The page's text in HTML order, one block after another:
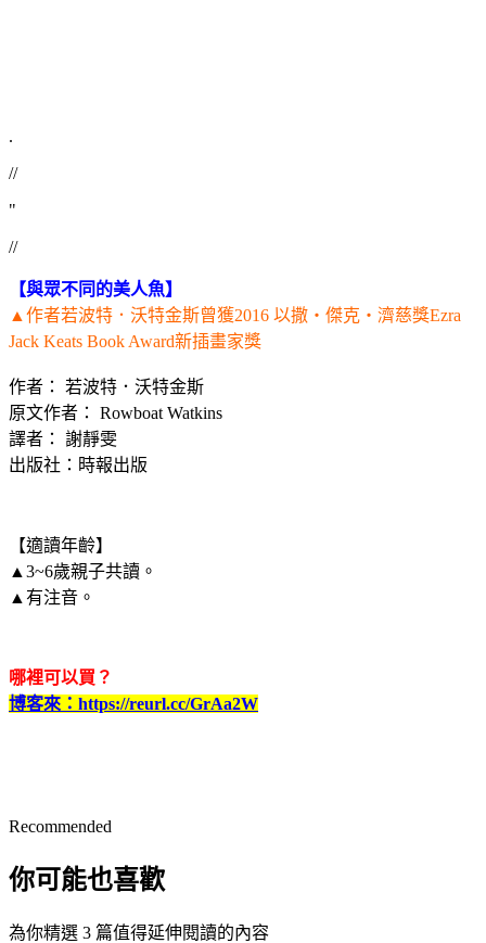
.
//
"
//
【與眾不同的美人魚】
▲作者若波特．沃特金斯曾獲2016 以撒‧傑克‧濟慈獎Ezra
Jack Keats Book Award新插畫家獎
作者： 若波特．沃特金斯
原文作者： Rowboat Watkins
譯者： 謝靜雯
出版社：時報出版
【適讀年齡】
▲3~6歲親子共讀。
▲有注音。
哪裡可以買？
博客來：https://reurl.cc/GrAa2W
Recommended
你可能也喜歡
為你精選 3 篇值得延伸閱讀的內容